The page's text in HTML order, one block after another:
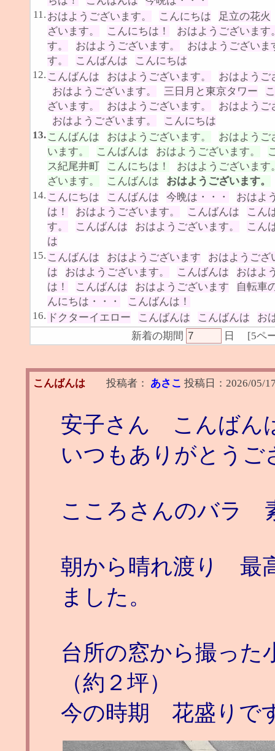
11. おはようございます。 こんにちは
足立の花火
ざいます。
こんにちは！
おはようございます
す。
おはようございます。
おはようございま
す。
こんばんは
こんにちは
12. こんばんは おはようございます。
おはようご
おはようございます。
三日月と東京タワー
ざいます。
おはようございます。
おはようご
おはようございます。
こんにちは
13. こんばんは おはようございます。
おはようご
います。
こんばんは おはようございます。
ス紀尾井町
こんにちは！
おはようございます
ざいます。
こんばんは
おはようございます。
14. こんにちは こんばんは 今晩は・・・
おはよ
は！
おはようございます。 こんばんは
こん
す。
こんばんは おはようございます。
こん
は
15. こんばんは おはようございます
おはようござ
は
おはようございます。 こんばんは
おはよ
は！
こんばんは おはようございます
自転車
んにちは・・・
こんばんは！
16. ドクターイエロー こんばんは こんばんは
お
新着の期間
日 [5ペ
こんばんは 投稿者： あさこ 投稿日： 2026/05/
安子さん こんばん
いつもありがとうご
こころさんのバラ
朝から晴れ渡り 最
ました。
台所の窓から撮っ
（約２坪）
今の時期 花盛りで